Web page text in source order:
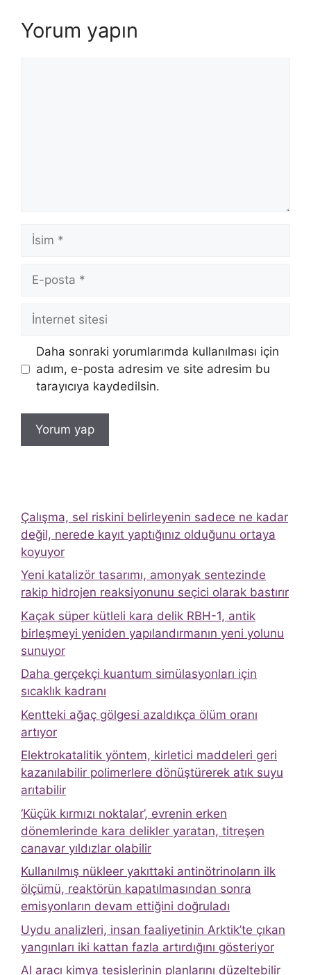
Yorum yapın
İsim
posta
İnternet
Daha sonraki yorumlarımda kullanılması için
adım, e-posta adresim ve site adresim bu
tarayıcıya kaydedilsin.
Çalışma, sel riskini belirleyenin sadece ne kadar
değil, nerede kayıt yaptığınız olduğunu ortaya
koyuyor
Yeni katalizör tasarımı, amonyak sentezinde
rakip hidrojen reaksiyonunu seçici olarak bastırır
Kaçak süper kütleli kara delik RBH-1, antik
birleşmeyi yeniden yapılandırmanın yeni yolunu
sunuyor
Daha gerçekçi kuantum simülasyonları için
sıcaklık kadranı
Kentteki ağaç gölgesi azaldıkça ölüm oranı
artıyor
Elektrokatalitik yöntem, kirletici maddeleri geri
kazanılabilir polimerlere dönüştürerek atık suyu
arıtabilir
‘Küçük kırmızı noktalar’, evrenin erken
dönemlerinde kara delikler yaratan, titreşen
canavar yıldızlar olabilir
Kullanılmış nükleer yakıttaki antinötrinoların ilk
ölçümü, reaktörün kapatılmasından sonra
emisyonların devam ettiğini doğruladı
Uydu analizleri, insan faaliyetinin Arktik’te çıkan
yangınları iki kattan fazla artırdığını gösteriyor
AI aracı kimya tesislerinin planlarını düzeltebilir